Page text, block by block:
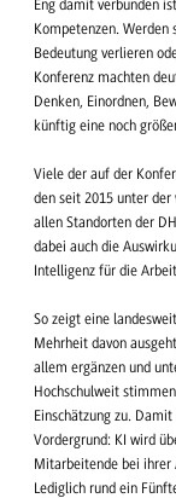
Eng damit verbunden
Kompetenzen.
Bedeutung verlieren
Konferenz machten
Denken, Einordnen,
künftig eine noch
Viele der auf der
den seit 2015 unter der
allen Standorten der
dabei auch die
Intelligenz für die
So zeigt eine
Mehrheit davon
allem ergänzen und
Hochschulweit
Einschätzung zu.
Vordergrund: KI wird
Mitarbeitende bei
Lediglich rund ein